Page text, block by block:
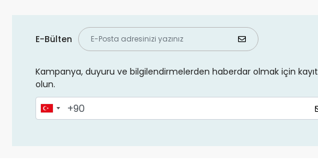
E-Bülten
Kampanya, duyuru ve bilgilendirmelerden haberdar olmak için kayıt
olun.